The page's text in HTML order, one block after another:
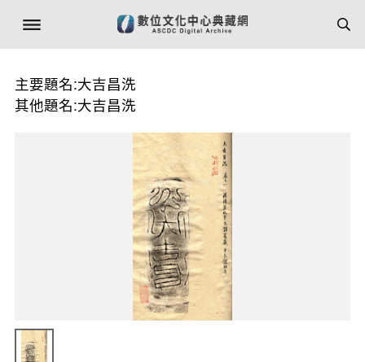
主要題名:大吉昌洗
其他題名:大吉昌洗